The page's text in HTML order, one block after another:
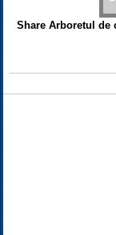
Share Arboretul de